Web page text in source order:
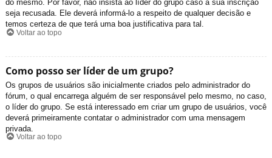
do mesmo. Por favor, não insista ao líder do grupo caso a sua inscrição
seja recusada. Ele deverá informá-lo a respeito de qualquer decisão e
temos certeza de que terá uma boa justificativa para tal.
Voltar ao topo
Como posso ser líder de um grupo?
Os grupos de usuários são inicialmente criados pelo administrador do
fórum, o qual encarrega alguém de ser responsável pelo mesmo, no caso,
o líder do grupo. Se está interessado em criar um grupo de usuários, você
deverá primeiramente contatar o administrador com uma mensagem
privada.
Voltar ao topo